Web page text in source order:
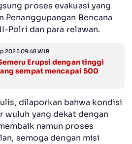
proses evakuasi yang
Penanggupangan Bencana
Polri dan para relawan.
2025 09:48 WIB
Erupsi dengan tinggi
sempat mencapai 500
dilaporkan bahwa kondisi
wuluh yang dekat dengan
namun proses
semoga dengan misi